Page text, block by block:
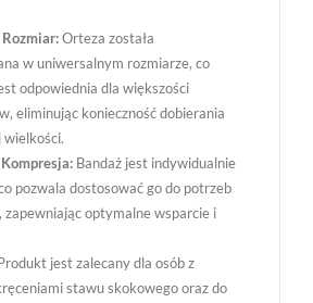
Orteza została
w uniwersalnym rozmiarze, co
odpowiednia dla większości
eliminując konieczność dobierania
wielkości.
Bandaż jest indywidualnie
pozwala dostosować go do potrzeb
optymalne wsparcie i
jest zalecany dla osób z
stawu skokowego oraz do